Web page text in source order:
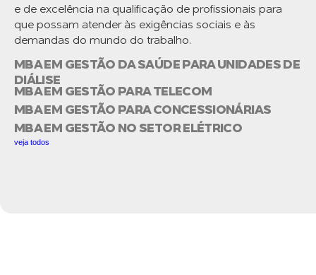
e de excelência na qualificação de profissionais para
que possam atender às exigências sociais e às
demandas do mundo do trabalho.
MBA EM GESTÃO DA SAÚDE PARA UNIDADES DE
DIÁLISE
MBA EM GESTÃO PARA TELECOM
MBA EM GESTÃO PARA CONCESSIONÁRIAS
MBA EM GESTÃO NO SETOR ELÉTRICO
veja todos